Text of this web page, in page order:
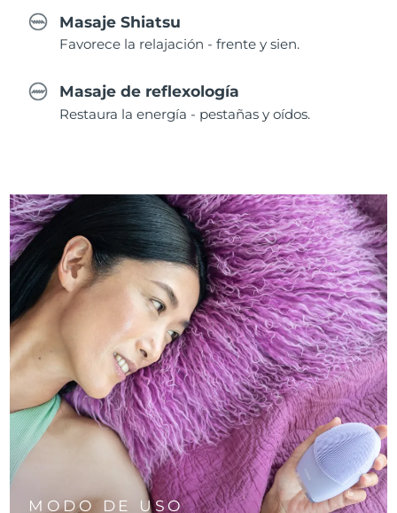
Masaje Shiatsu
Favorece la relajación - frente y sien.
Masaje de reflexología
Restaura la energía - pestañas y oídos.
MODO DE USO